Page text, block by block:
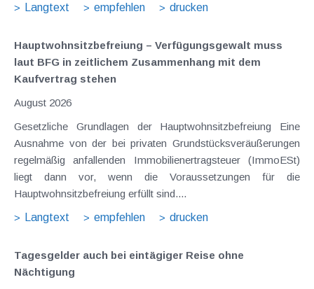
Langtext
empfehlen drucken
Hauptwohnsitz​­befreiung – Verfügungsgewalt muss
laut BFG in zeitlichem Zusammenhang mit dem
Kaufvertrag stehen
August 2026
Gesetzliche Grundlagen der Hauptwohnsitzbefreiung Eine
Ausnahme von der bei privaten Grundstücksveräußerungen
regelmäßig anfallenden Immobilienertragsteuer (ImmoESt)
liegt dann vor, wenn die Voraussetzungen für die
Hauptwohnsitzbefreiung erfüllt sind....
Langtext
empfehlen drucken
Tagesgelder auch bei eintägiger Reise ohne
Nächtigung